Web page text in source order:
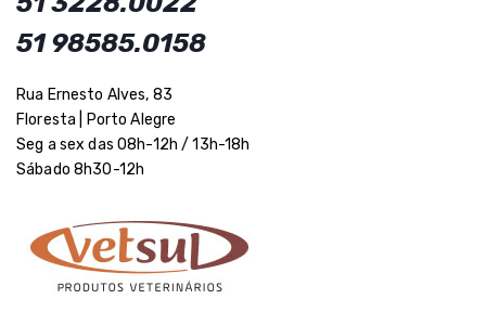
51 98585.0158
Rua Ernesto Alves, 83
Floresta | Porto Alegre
Seg a sex das 08h-12h / 13h-18h
Sábado 8h30-12h